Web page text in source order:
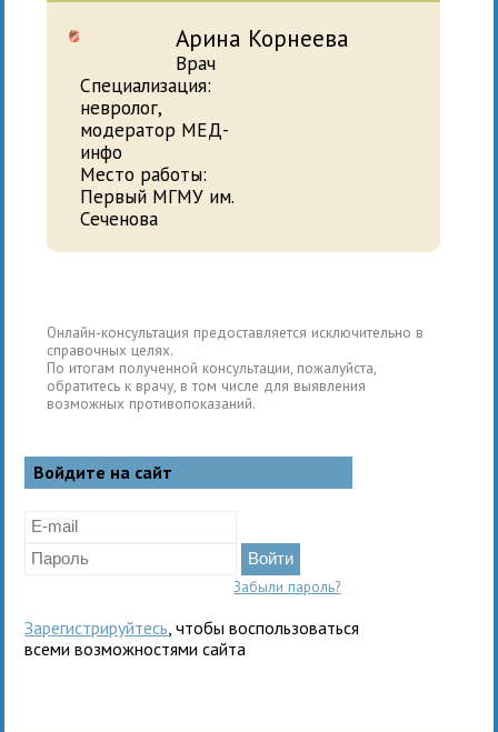
Арина Корнеева
Врач
Специализация:
невролог,
модератор МЕД-
инфо
Место работы:
Первый МГМУ им.
Сеченова
Онлайн-консультация предоставляется исключительно в
справочных целях.
По итогам полученной консультации, пожалуйста,
обратитесь к врачу, в том числе для выявления
возможных противопоказаний.
Войдите на сайт
Забыли пароль?
Зарегистрируйтесь , чтобы воспользоваться
всеми возможностями сайта